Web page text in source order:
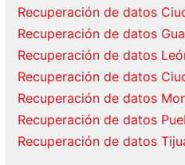
Recuperación de datos
Recuperación de datos
Recuperación de datos
Recuperación de datos
Recuperación de datos
Recuperación de datos
Recuperación de datos